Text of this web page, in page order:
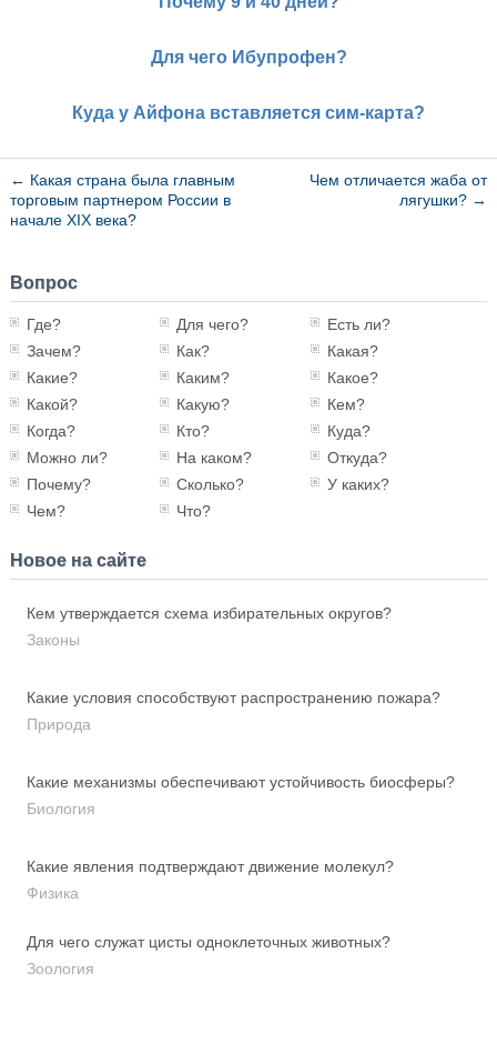
Для чего Ибупрофен?
Куда у Айфона вставляется сим-карта?
← Какая страна была главным
торговым партнером России в
начале XIX века?
Чем отличается жаба от
лягушки? →
Вопрос
Где? Для чего?
Есть ли?
Зачем?
Как?
Какая?
Какие?
Каким?
Какое?
Какой?
Какую?
Кем?
Когда?
Кто?
Куда?
Можно ли?
На каком?
Откуда?
Почему?
Сколько?
У каких?
Чем?
Что?
Новое на сайте
Кем утверждается схема избирательных округов?
Законы
Какие условия способствуют распространению пожара?
Природа
Какие механизмы обеспечивают устойчивость биосферы?
Биология
Какие явления подтверждают движение молекул?
Физика
Для чего служат цисты одноклеточных животных?
Зоология